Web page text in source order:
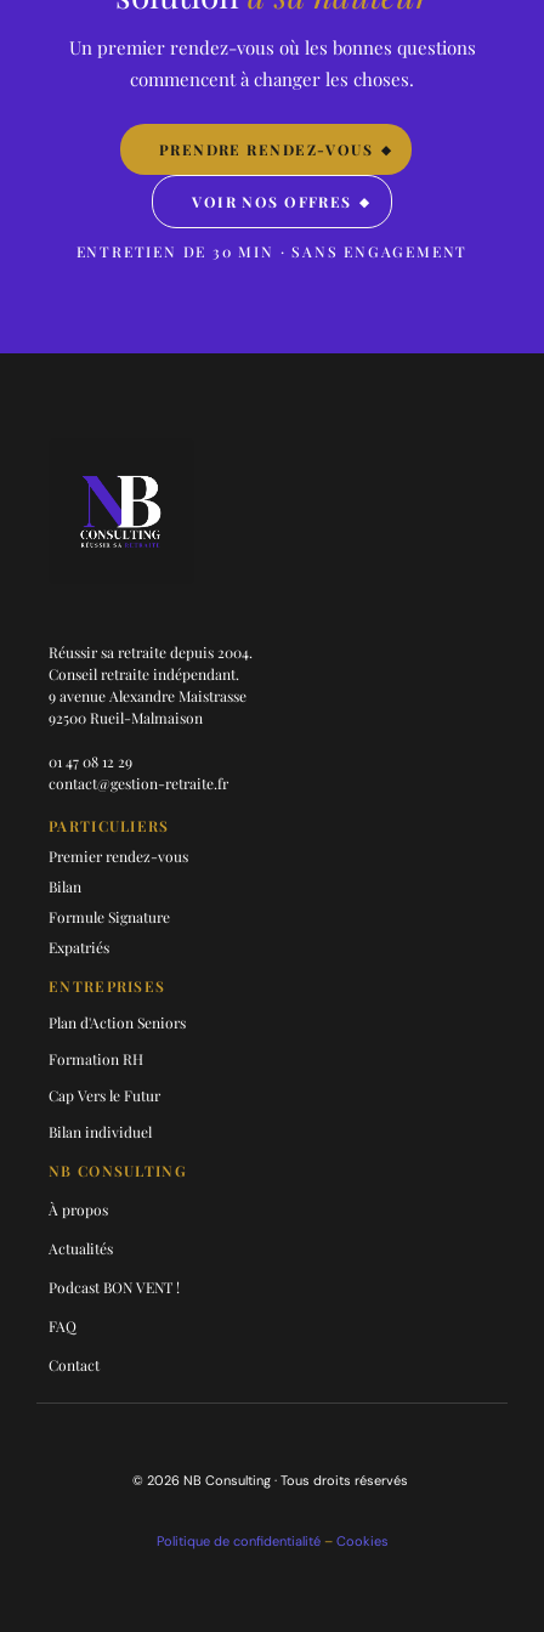
reçoit Frédéric Souillot, secrétaire
Nathalie Badaire, fondatrice de
NB Consulting et Emmanuel
Un premier rendez-vous où les bonnes questions
commencent à changer les choses.
PRENDRE RENDEZ-VOUS
VOIR NOS OFFRES
ENTRETIEN DE 30 MIN · SANS ENGAGEMENT
Réussir sa retraite depuis 2004.
Conseil retraite indépendant.
9 avenue Alexandre Maistrasse
92500 Rueil-Malmaison
01 47 08 12 29
contact@gestion-retraite.fr
PARTICULIERS
Premier rendez-vous
Bilan
Formule Signature
Expatriés
ENTREPRISES
Plan d'Action Seniors
Formation RH
Cap Vers le Futur
Bilan individuel
NB CONSULTING
À propos
Actualités
Podcast BON VENT !
FAQ
Contact
© 2026 NB Consulting · Tous droits réservés
Politique de confidentialité– Cookies